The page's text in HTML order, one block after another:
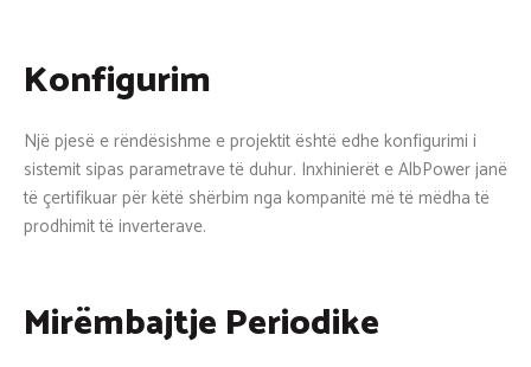
Konfigurim
Një pjesë e rëndësishme e projektit është edhe konfigurimi i
sistemit sipas parametrave të duhur. Inxhinierët e AlbPower janë
të çertifikuar për këtë shërbim nga kompanitë më të mëdha të
prodhimit të inverterave.
Mirëmbajtje Periodike